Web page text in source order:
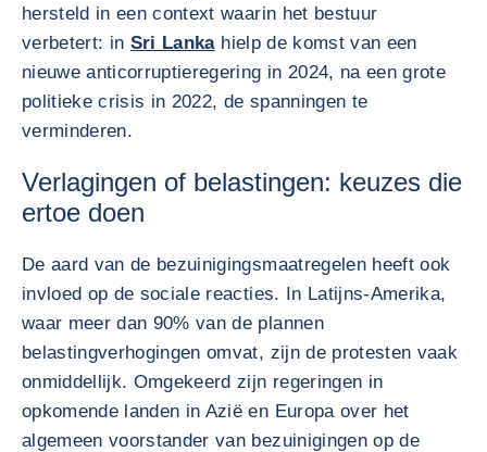
hersteld in een context waarin het bestuur
verbetert: in Sri Lankahielp de komst van een
nieuwe anticorruptieregering in 2024, na een grote
politieke crisis in 2022, de spanningen te
verminderen.
Verlagingen of belastingen: keuzes die
ertoe doen
De aard van de bezuinigingsmaatregelen heeft ook
invloed op de sociale reacties. In Latijns-Amerika,
waar meer dan 90% van de plannen
belastingverhogingen omvat, zijn de protesten vaak
onmiddellijk. Omgekeerd zijn regeringen in
opkomende landen in Azië en Europa over het
algemeen voorstander van bezuinigingen op de